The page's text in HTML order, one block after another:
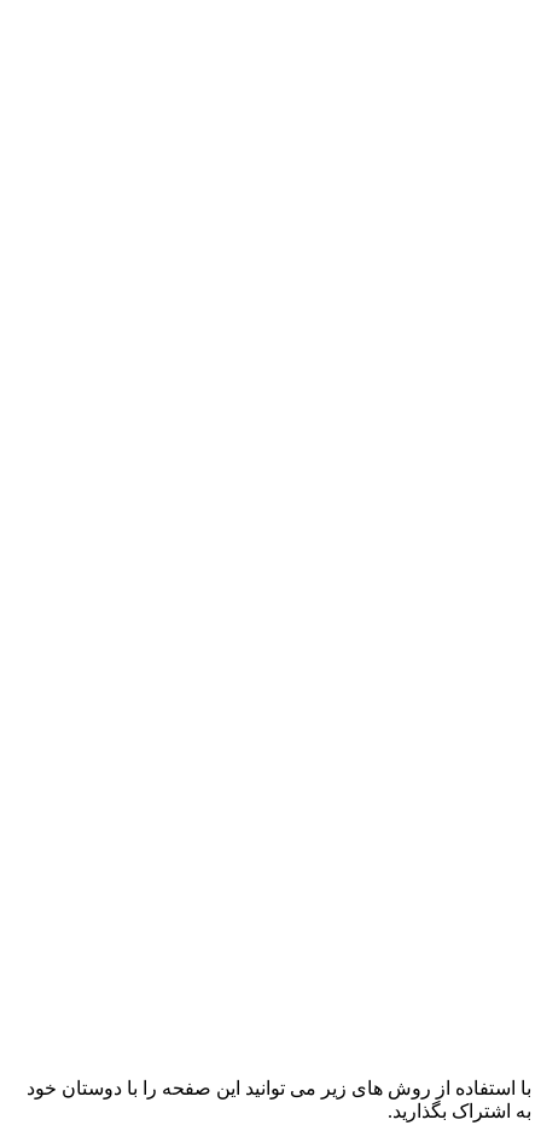
با استفاده از روش های زیر می توانید این صفحه را با دوستان خود
به اشتراک بگذارید.